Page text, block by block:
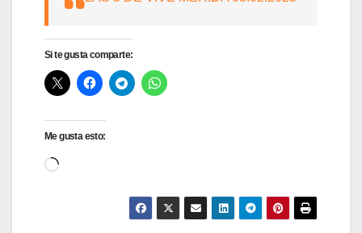
Si te gusta comparte:
Me gusta esto:
Cargando...